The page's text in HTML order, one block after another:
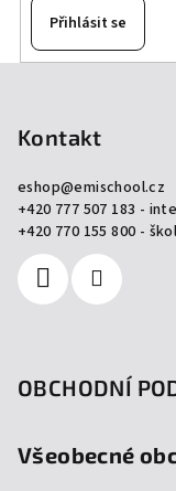
Přihlásit se
Kontakt
eshop@emischool.cz
+420 777 507 183 -
+420 770 155 800 -
OBCHODNÍ
Všeobecné